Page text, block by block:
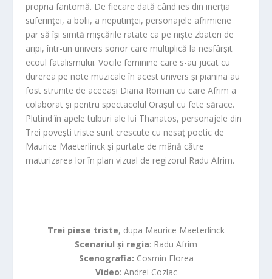
propria fantomă. De fiecare dată când ies din inerția
suferinței, a bolii, a neputinței, personajele afrimiene
par să își simtă mișcările ratate ca pe niște zbateri de
aripi, într-un univers sonor care multiplică la nesfârșit
ecoul fatalismului. Vocile feminine care s-au jucat cu
durerea pe note muzicale în acest univers și pianina au
fost strunite de aceeași Diana Roman cu care Afrim a
colaborat și pentru spectacolul Orașul cu fete sărace.
Plutind în apele tulburi ale lui Thanatos, personajele din
Trei povești triste sunt crescute cu nesaț poetic de
Maurice Maeterlinck și purtate de mână către
maturizarea lor în plan vizual de regizorul Radu Afrim.
Trei piese triste, dupa Maurice Maeterlinck
Scenariul și regia: Radu Afrim
Scenografia: Cosmin Florea
Video: Andrei Cozlac